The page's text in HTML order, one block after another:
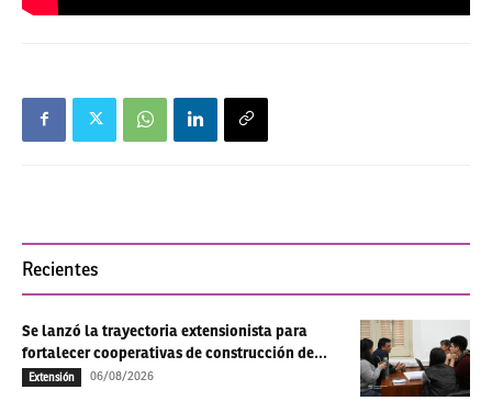
Recientes
Se lanzó la trayectoria extensionista para
fortalecer cooperativas de construcción de...
Extensión 06/08/2026